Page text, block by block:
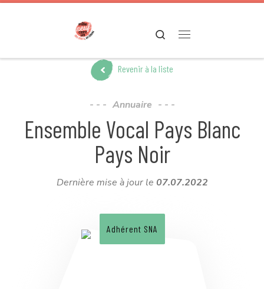
Search
Revenir à la liste
Annuaire
Ensemble Vocal Pays Blanc
Pays Noir
Dernière mise à jour le 07.07.2022
Adhérent SNA